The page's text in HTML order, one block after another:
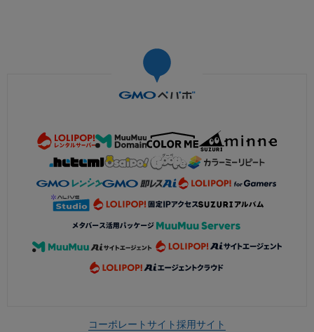
コーポレートサイト採用サイト